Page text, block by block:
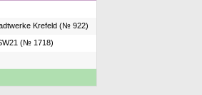
Krefeld (№ 922)
(№ 1718)